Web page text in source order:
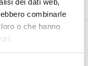
combinarle
o che hanno